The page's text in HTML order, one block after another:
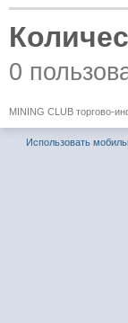
0
MINING CLUB торгово-
Использовать